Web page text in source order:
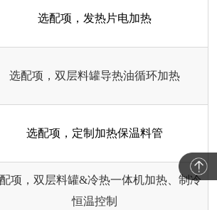
选配项，发热片电加热
选配项，双层料罐导热油循环加热
选配项，定制加热保温料管
项，双层料罐&冷热一体机加热、制冷
恒温控制